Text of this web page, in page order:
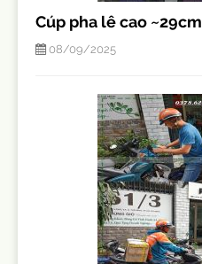
Cúp pha lê cao
08/09/2025